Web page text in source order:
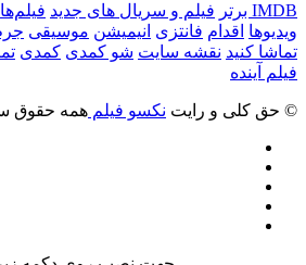
IMDB برتر فیلم و سریال های جدید فیلم‌ها
ویدیوها اقدام فانتزی انیمیشن موسیقی
تماشا کنید نقشه سایت شو کمدی کمدی
فیلم آینده
© حق کلی و رایت نکسو فیلم همه حقوق